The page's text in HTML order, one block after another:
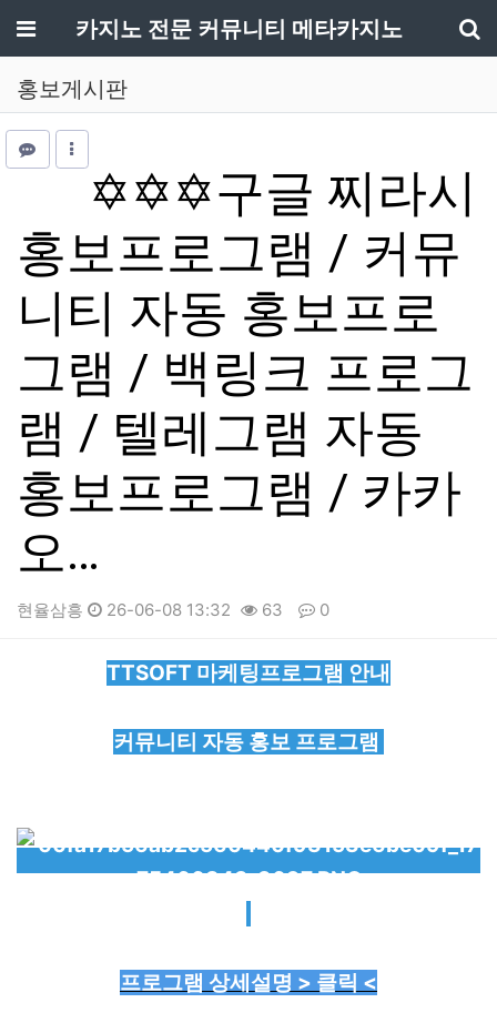
메뉴카지노 전문 커뮤니티 메타카지노
홍보게시판
✡️✡️✡️구글 찌라시
홍보프로그램 / 커뮤
니티 자동 홍보프로
그램 / 백링크 프로그
램 / 텔레그램 자동
홍보프로그램 / 카카
오…
현율삼흥 26-06-08 13:32 63 0
TTSOFT 마케팅프로그램 안내
커뮤니티 자동 홍보 프로그램
프로그램 상세설명 > 클릭 <